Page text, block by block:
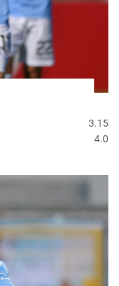
3.15
4.0